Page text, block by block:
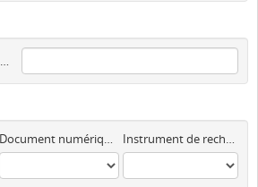
Description de haut niveau
Document numérique disponible Instrument de recherche